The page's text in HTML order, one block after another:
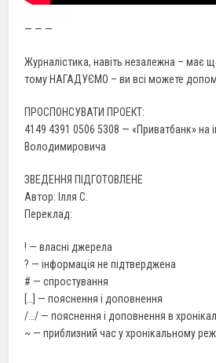
— — —
Журналістика, навіть незалежна – має
тому НАГАДУЄМО – ви всі можете
ПРОСПОНСУВАТИ ПРОЕКТ:
4149 4391 0506 5308 — «Приватбанк» на
Володимировича
ЗВЕДЕННЯ ПІДГОТОВЛЕНЕ
Автор: Ілля С.
Переклад:
! — власні джерела
? — інформація не підтверджена
# — спростування
[…] — пояснення і доповнення
/…/ — пояснення і доповнення в
~ — приблизний час у хронікальному